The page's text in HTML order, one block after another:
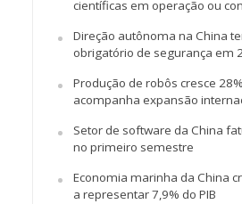
científicas em operação ou
Direção autônoma na China
obrigatório de segurança em
Produção de robôs cresce
acompanha expansão
Setor de software da China
no primeiro semestre
Economia marinha da China
a representar 7,9% do PIB